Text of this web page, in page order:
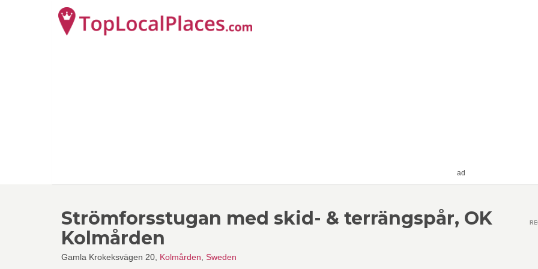
ad
Strömforsstugan med skid- & terrängspår, OK
Kolmården
Gamla Krokeksvägen 20, Kolmården Sweden